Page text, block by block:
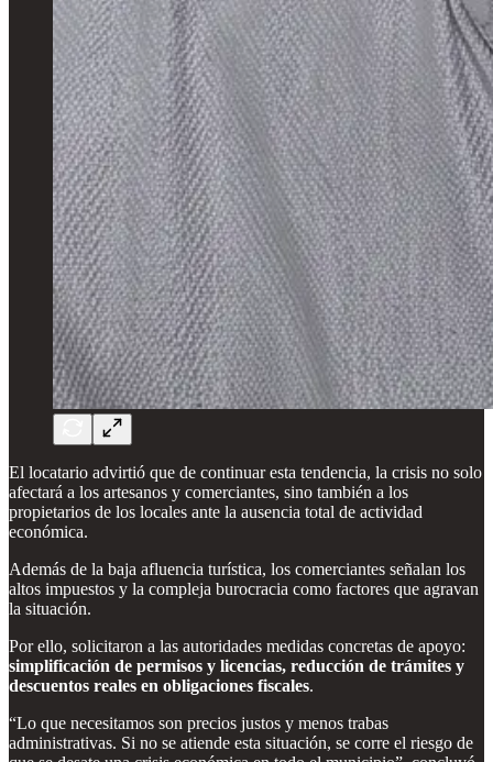
El locatario advirtió que de continuar esta tendencia, la crisis no solo
afectará a los artesanos y comerciantes, sino también a los
propietarios de los locales ante la ausencia total de actividad
económica.
Además de la baja afluencia turística, los comerciantes señalan los
altos impuestos y la compleja burocracia como factores que agravan
la situación.
Por ello, solicitaron a las autoridades medidas concretas de apoyo:
simplificación de permisos y licencias, reducción de trámites y
descuentos reales en obligaciones fiscales.
“Lo que necesitamos son precios justos y menos trabas
administrativas. Si no se atiende esta situación, se corre el riesgo de